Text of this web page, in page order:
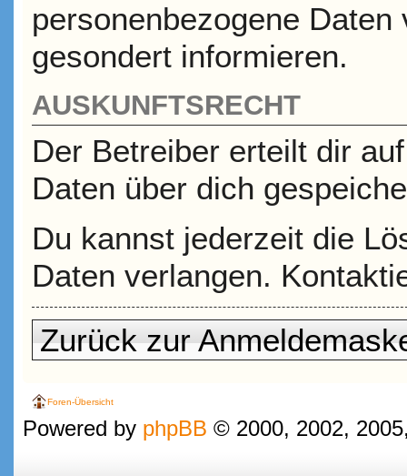
personenbezogene
gesondert informieren.
AUSKUNFTSRECHT
Der Betreiber erteilt dir
Daten über dich
Du kannst jederzeit die
Daten verlangen.
Zurück zur
Foren-Übersicht
Powered by phpBB © 2000, 2002,